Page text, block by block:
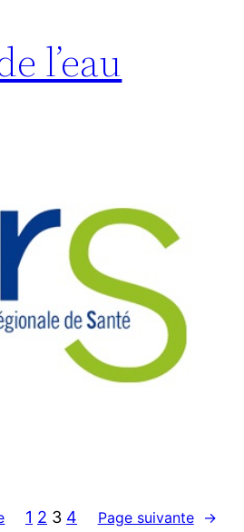
l’eau
1 2 3 4 Page suivante →